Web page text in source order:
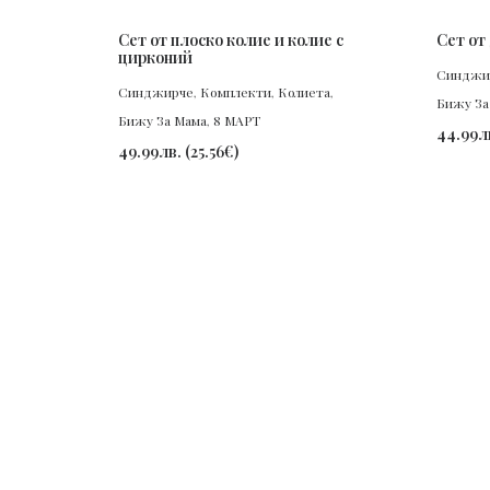
ПОРЪЧАЙ
Сет от плоско колие и колие с
цирконий
Синджирче, Комплекти, Колиета,
Бижу За Мама, 8 МАРТ
49.99лв. (25.56€)
Сет
Бижу
44.99